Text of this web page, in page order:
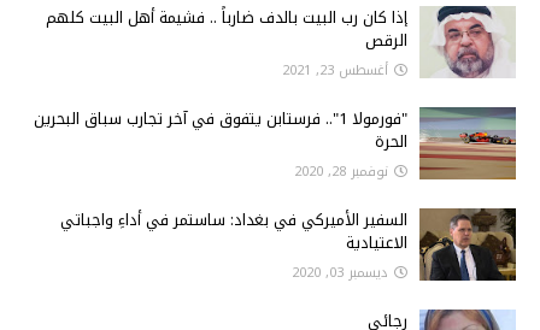
إذا كان رب البيت بالدف ضارباً .. فشيمة أهل البيت كلهم
الرقص
أغسطس 23, 2021
"فورمولا 1".. فرستابن يتفوق في آخر تجارب سباق البحرين
الحرة
نوفمبر 28, 2020
السفير الأميركي في بغداد: ساستمر في أداءِ واجباتي
الاعتيادية
ديسمبر 03, 2020
رجائي